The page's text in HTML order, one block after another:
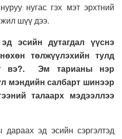
нугас гэх мэт эрхтний
шүү дээ.
эсийн дутагдал үүснэ
төлжүүлэхийн тулд
вэ?. Эм тарианы нэр
мэндийн салбарт шинээр
талаарх мэдээллээ
дараах эд эсийн сэргэлтэд